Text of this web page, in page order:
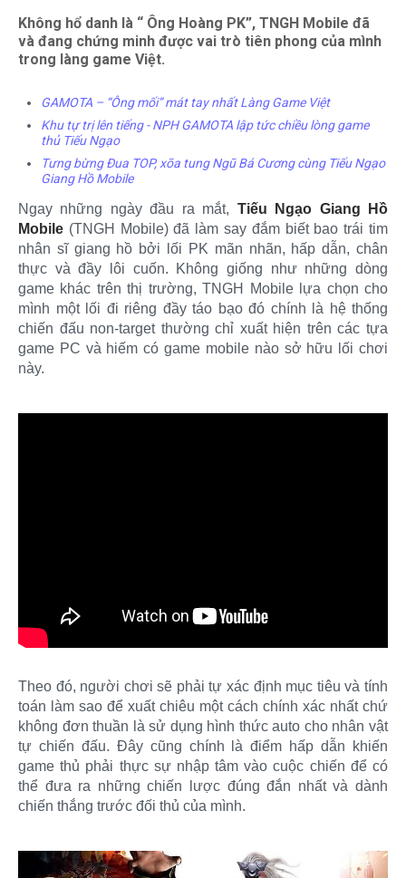
Không hổ danh là “ Ông Hoàng PK”, TNGH Mobile đã
và đang chứng minh được vai trò tiên phong của mình
trong làng game Việt.
GAMOTA – “Ông mối” mát tay nhất Làng Game Việt
Khu tự trị lên tiếng - NPH GAMOTA lập tức chiều lòng game
thủ Tiếu Ngạo
Tưng bừng Đua TOP, xõa tung Ngũ Bá Cương cùng Tiếu Ngạo
Giang Hồ Mobile
Ngay những ngày đầu ra mắt, Tiếu Ngạo Giang Hồ
Mobile (TNGH Mobile) đã làm say đắm biết bao trái tim
nhân sĩ giang hồ bởi lối PK mãn nhãn, hấp dẫn, chân
thực và đầy lôi cuốn. Không giống như những dòng
game khác trên thị trường, TNGH Mobile lựa chọn cho
mình một lối đi riêng đầy táo bạo đó chính là hệ thống
chiến đấu non-target thường chỉ xuất hiện trên các tựa
game PC và hiếm có game mobile nào sở hữu lối chơi
này.
Theo đó, người chơi sẽ phải tự xác định mục tiêu và tính
toán làm sao để xuất chiêu một cách chính xác nhất chứ
không đơn thuần là sử dụng hình thức auto cho nhân vật
tự chiến đấu. Đây cũng chính là điểm hấp dẫn khiến
game thủ phải thực sự nhập tâm vào cuộc chiến để có
thể đưa ra những chiến lược đúng đắn nhất và dành
chiến thắng trước đối thủ của mình.